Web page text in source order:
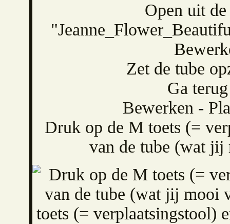
Open uit
Zet de tube
Ga
Bewerken -
Druk op de M toets (=
van de tube (wat